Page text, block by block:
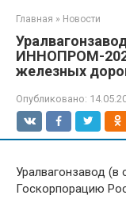
Главная » Новости
ИННОПРОМ-
железных
Опубликовано:
Уралвагонзавод (в
Госкорпорацию